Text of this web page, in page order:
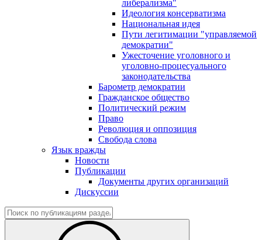
либерализма"
Идеология консерватизма
Национальная идея
Пути легитимации "управляемой
демократии"
Ужесточение уголовного и
уголовно-процесуального
законодательства
Барометр демократии
Гражданское общество
Политический режим
Право
Революция и оппозиция
Свобода слова
Язык вражды
Новости
Публикации
Документы других организаций
Дискуссии